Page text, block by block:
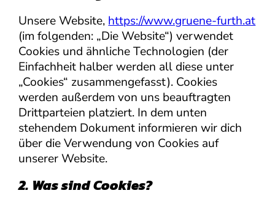
Unsere Website, https://www.gruene-furth.at
(im folgenden: „Die Website“) verwendet
Cookies und ähnliche Technologien (der
Einfachheit halber werden all diese unter
„Cookies“ zusammengefasst). Cookies
werden außerdem von uns beauftragten
Drittparteien platziert. In dem unten
stehendem Dokument informieren wir dich
über die Verwendung von Cookies auf
unserer Website.
2. Was sind Cookies?